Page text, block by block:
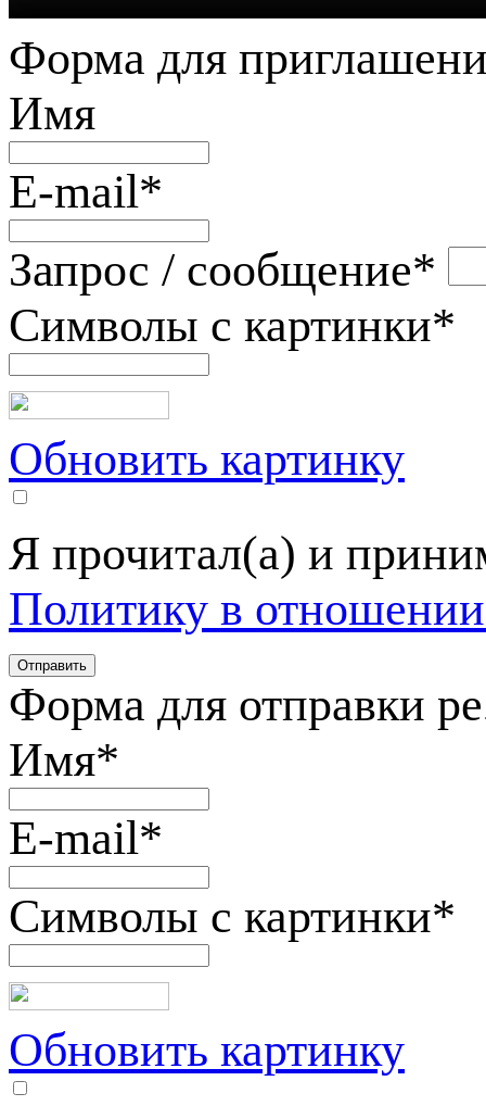
Форма для
Имя
E-mail*
Запрос / сообщение*
Символы с картинки*
Обновить картинку
Я прочитал(а) и
Политику в
Форма для отправки
Имя*
E-mail*
Символы с картинки*
Обновить картинку